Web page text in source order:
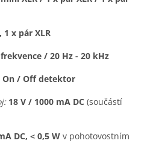
1 x pár XLR
/ 20 Hz - 20 kHz
On / Off detektor
18 V / 1000 mA DC (součástí
DC, < 0,5 W v pohotovostním